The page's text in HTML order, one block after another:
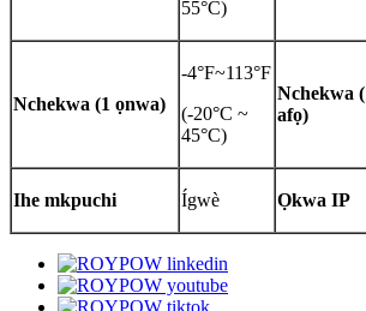
55°C)
Nchekwa (1 ọnwa)
-4°F~113°F
(-20°C ~
45°C)
Nchekwa
afọ)
Ihe mkpuchi Ígwè Ọkwa IP